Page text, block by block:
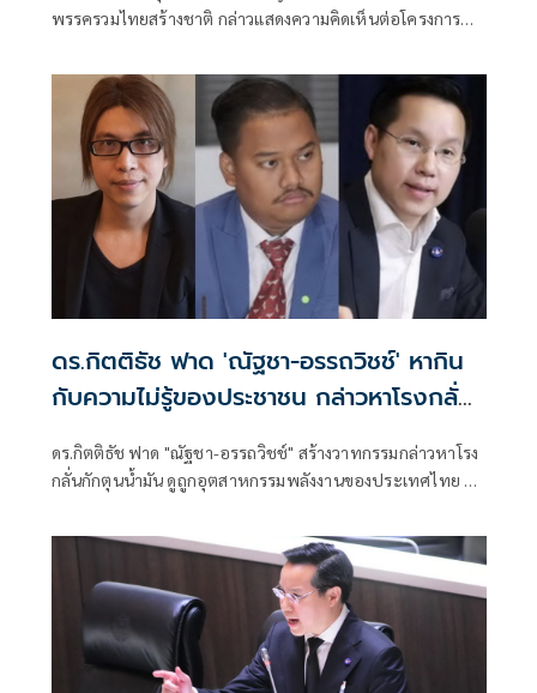
พรรครวมไทยสร้างชาติ กล่าวแสดงความคิดเห็นต่อโครงการ
ไทยสู่ศูนย์กลางโลจิสติกส์ของเอเชีย
ดร.กิตติธัช ฟาด 'ณัฐชา-อรรถวิชช์' หากิน
กับความไม่รู้ของประชาชน กล่าวหาโรงกลั่น
ดร.กิตติธัช ฟาด "ณัฐชา-อรรถวิชช์" สร้างวาทกรรมกล่าวหาโรง
กลั่นกักตุนน้ำมัน ดูถูกอุตสาหกรรมพลังงานของประเทศไทย ทั้ง
สาธารณชน